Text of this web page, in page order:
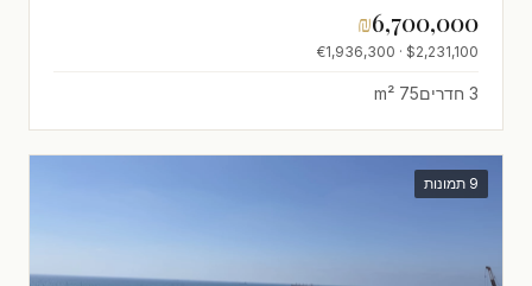
₪6,700,000
$2,231,100 · €1,936,300
3 חדרים 75 m²
9 תמונות